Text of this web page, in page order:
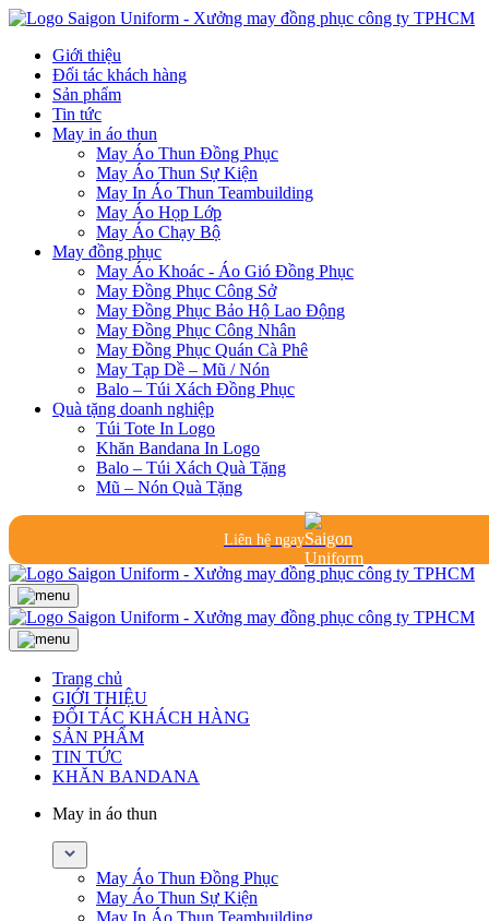
Giới thiệu
Đối tác khách hàng
Sản phẩm
Tin tức
May in áo thun
May Áo Thun Đồng Phục
May Áo Thun Sự Kiện
May In Áo Thun Teambuilding
May Áo Họp Lớp
May Áo Chạy Bộ
May đồng phục
May Áo Khoác - Áo Gió Đồng Phục
May Đồng Phục Công Sở
May Đồng Phục Bảo Hộ Lao Động
May Đồng Phục Công Nhân
May Đồng Phục Quán Cà Phê
May Tạp Dề – Mũ / Nón
Balo – Túi Xách Đồng Phục
Quà tặng doanh nghiệp
Túi Tote In Logo
Khăn Bandana In Logo
Balo – Túi Xách Quà Tặng
Mũ – Nón Quà Tặng
Liên hệ ngay
Trang chủ
GIỚI THIỆU
ĐỐI TÁC KHÁCH HÀNG
SẢN PHẨM
TIN TỨC
KHĂN BANDANA
May in áo thun
May Áo Thun Đồng Phục
May Áo Thun Sự Kiện
May In Áo Thun Teambuilding